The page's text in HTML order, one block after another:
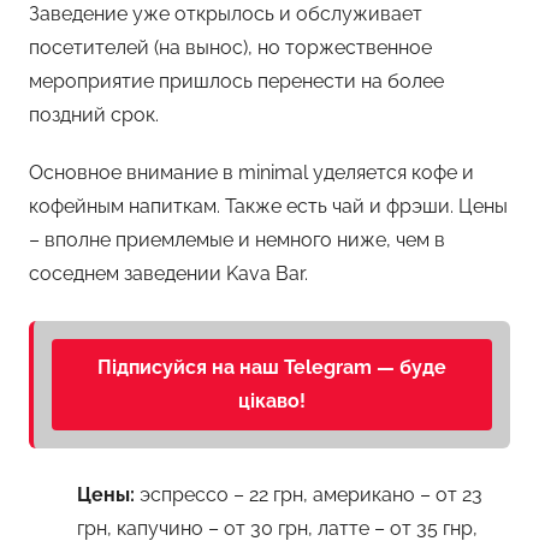
Заведение уже открылось и обслуживает
посетителей (на вынос), но торжественное
мероприятие пришлось перенести на более
поздний срок.
Основное внимание в minimal уделяется кофе и
кофейным напиткам. Также есть чай и фрэши. Цены
– вполне приемлемые и немного ниже, чем в
соседнем заведении Kava Bar.
Підписуйся на наш Telegram — буде
цікаво!
Цены: эспрессо – 22 грн, американо – от 23
грн, капучино – от 30 грн, латте – от 35 гнр,